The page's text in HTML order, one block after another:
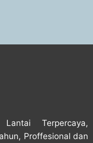
Terpercaya,
Proffesional dan